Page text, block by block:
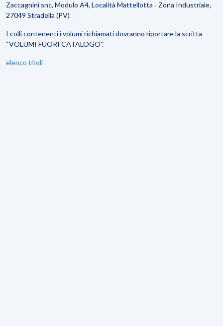
Zaccagnini snc, Modulo A4, Località Mattellotta - Zona Industriale,
27049 Stradella (PV)
I colli contenenti i volumi richiamati dovranno riportare la scritta
“VOLUMI FUORI CATALOGO”.
elenco titoli